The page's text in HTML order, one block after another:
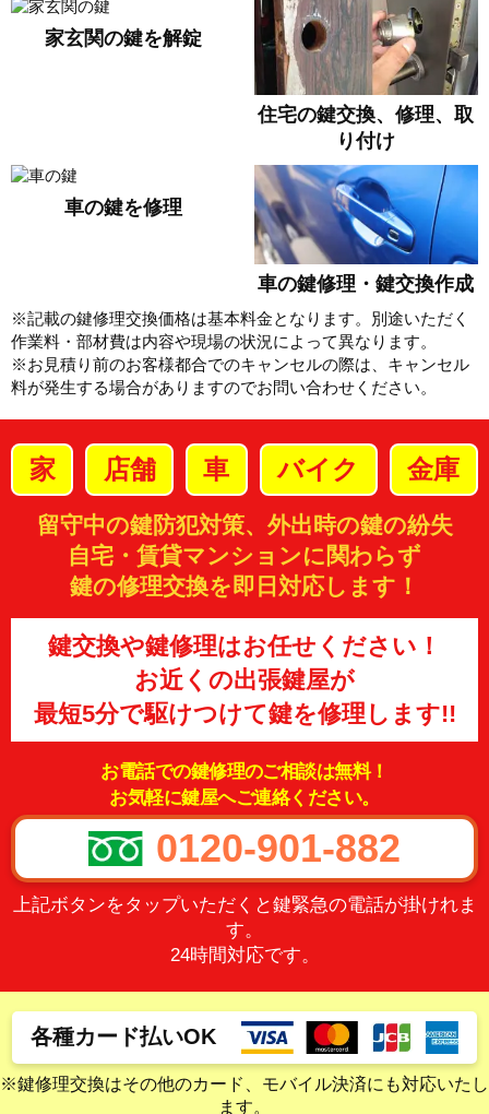
家玄関の鍵を解錠
住宅の鍵交換、修理、取
り付け
車の鍵を修理
車の鍵修理・鍵交換作成
※記載の鍵修理交換価格は基本料金となります。別途いただく
作業料・部材費は内容や現場の状況によって異なります。
※お見積り前のお客様都合でのキャンセルの際は、キャンセル
料が発生する場合がありますのでお問い合わせください。
家 店舗 車 バイク 金庫
留守中の鍵防犯対策、外出時の鍵の紛失
自宅・賃貸マンションに関わらず
鍵の修理交換を即日対応します！
鍵交換や鍵修理はお任せください！
お近くの出張鍵屋が
最短5分で駆けつけて鍵を修理します!!
お電話での鍵修理のご相談は無料！
お気軽に鍵屋へご連絡ください。
0120-901-882
上記ボタンをタップいただくと鍵緊急の電話が掛けれま
す。
24時間対応です。
各種カード払いOK
※鍵修理交換はその他のカード、モバイル決済にも対応いたし
ます。